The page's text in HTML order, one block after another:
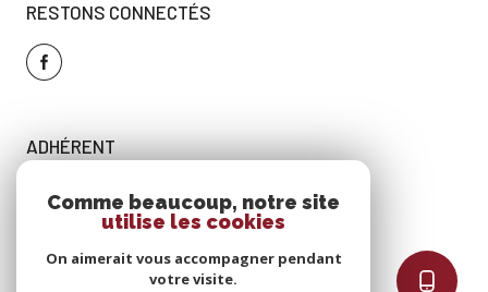
RESTONS CONNECTÉS
ADHÉRENT
Comme beaucoup, notre site
utilise les cookies
On aimerait vous accompagner pendant
votre visite.